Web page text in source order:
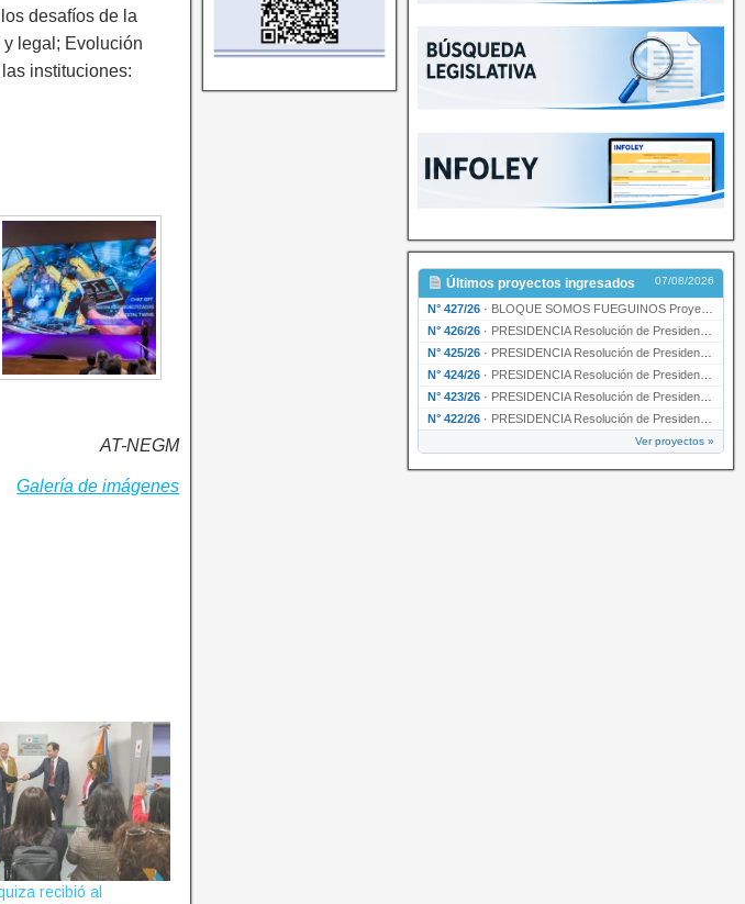
desafíos de la
legal; Evolución
instituciones:
AT-NEGM
Galería de imágenes
recibió al
Últimos proyectos ingresados 07/08/2026
N° 427/26 · BLOQUE SOMOS FUEGUINOS Proyecto de Declaración declarando de interés provincial PRESIDENCI…
N° 426/26 · PRESIDENCIA Resolución de Presidencia N° 216/26 declarando de interés provincial la labor …
N° 425/26 · PRESIDENCIA Resolución de Presidencia N° 212/26 declarando de interés provincial el “50° A…
N° 424/26 · PRESIDENCIA Resolución de Presidencia Nº 210/26 declarando de interés provincial el proyec…
N° 423/26 · PRESIDENCIA Resolución de Presidencia Nº 209/26 declarando de interés provincial la presen…
N° 422/26 · PRESIDENCIA Resolución de Presidencia N° 200/26 para su ratificación.
Ver proyectos »